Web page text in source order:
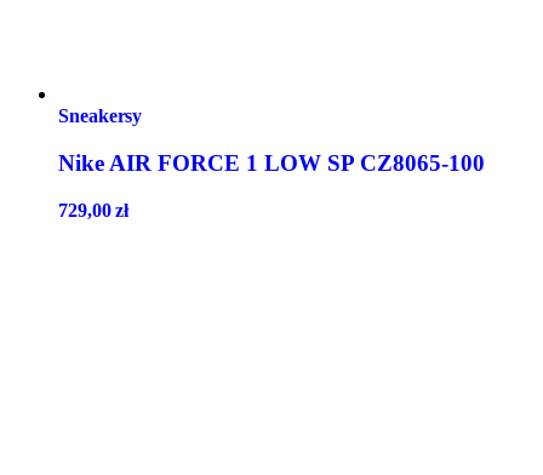
Sneakersy
Nike AIR FORCE 1 LOW SP CZ8065-100
729,00zł